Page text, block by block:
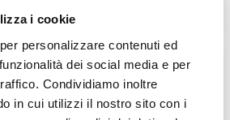
i cookie
personalizzare contenuti ed
dei social media e per
Condividiamo inoltre
in cui utilizzi il nostro sito con i